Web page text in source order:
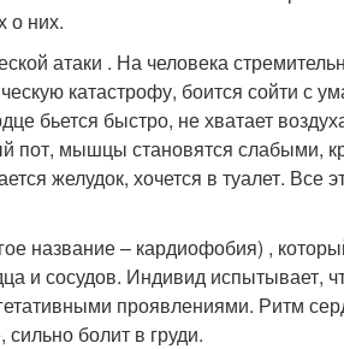
о них.
атаки . На человека
катастрофу, боится сойти с
бьется быстро, не хватает
пот, мышцы становятся слабыми,
желудок, хочется в туалет. Все
название – кардиофобия) ,
и сосудов. Индивид испытывает,
проявлениями. Ритм
болит в груди.